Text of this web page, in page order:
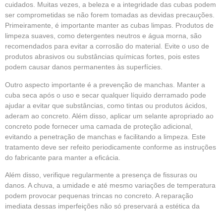
cuidados. Muitas vezes, a beleza e a integridade das cubas podem
ser comprometidas se não forem tomadas as devidas precauções.
Primeiramente, é importante manter as cubas limpas. Produtos de
limpeza suaves, como detergentes neutros e água morna, são
recomendados para evitar a corrosão do material. Evite o uso de
produtos abrasivos ou substâncias químicas fortes, pois estes
podem causar danos permanentes às superfícies.
Outro aspecto importante é a prevenção de manchas. Manter a
cuba seca após o uso e secar qualquer líquido derramado pode
ajudar a evitar que substâncias, como tintas ou produtos ácidos,
aderam ao concreto. Além disso, aplicar um selante apropriado ao
concreto pode fornecer uma camada de proteção adicional,
evitando a penetração de manchas e facilitando a limpeza. Este
tratamento deve ser refeito periodicamente conforme as instruções
do fabricante para manter a eficácia.
Além disso, verifique regularmente a presença de fissuras ou
danos. A chuva, a umidade e até mesmo variações de temperatura
podem provocar pequenas trincas no concreto. A reparação
imediata dessas imperfeições não só preservará a estética da